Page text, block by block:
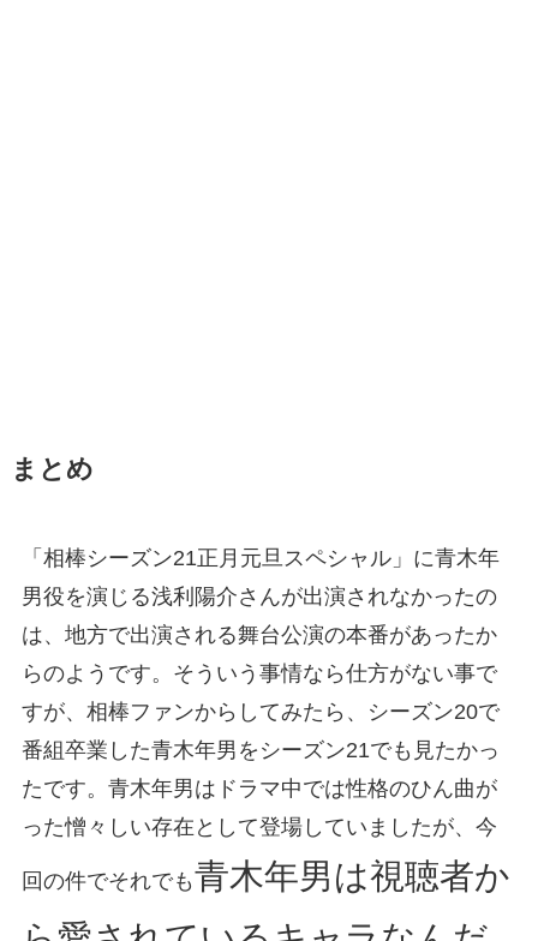
まとめ
「相棒シーズン21正月元旦スペシャル」に青木年
男役を演じる浅利陽介さんが出演されなかったの
は、地方で出演される舞台公演の本番があったか
らのようです。そういう事情なら仕方がない事で
すが、相棒ファンからしてみたら、シーズン20で
番組卒業した青木年男をシーズン21でも見たかっ
たです。青木年男はドラマ中では性格のひん曲が
った憎々しい存在として登場していましたが、今
回の件でそれでも青木年男は視聴者か